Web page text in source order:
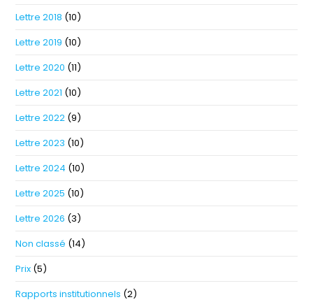
Lettre 2018 (10)
Lettre 2019 (10)
Lettre 2020 (11)
Lettre 2021 (10)
Lettre 2022 (9)
Lettre 2023 (10)
Lettre 2024 (10)
Lettre 2025 (10)
Lettre 2026 (3)
Non classé (14)
Prix (5)
Rapports institutionnels (2)